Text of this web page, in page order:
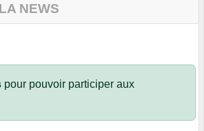
NEWS
pour pouvoir participer aux